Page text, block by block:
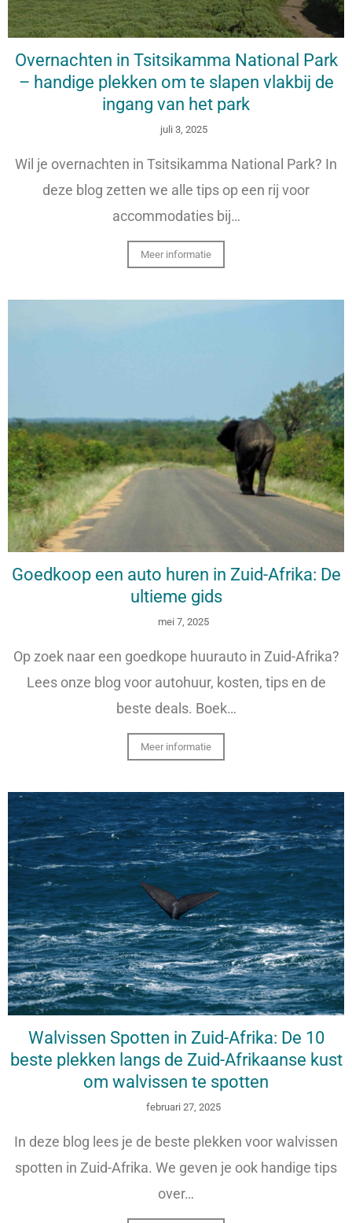
Overnachten in Tsitsikamma National Park
– handige plekken om te slapen vlakbij de
ingang van het park
juli 3, 2025
Wil je overnachten in Tsitsikamma National Park? In
deze blog zetten we alle tips op een rij voor
accommodaties bij…
Meer informatie
Goedkoop een auto huren in Zuid-Afrika: De
ultieme gids
mei 7, 2025
Op zoek naar een goedkope huurauto in Zuid-Afrika?
Lees onze blog voor autohuur, kosten, tips en de
beste deals. Boek…
Meer informatie
Walvissen Spotten in Zuid-Afrika: De 10
beste plekken langs de Zuid-Afrikaanse kust
om walvissen te spotten
februari 27, 2025
In deze blog lees je de beste plekken voor walvissen
spotten in Zuid-Afrika. We geven je ook handige tips
over…